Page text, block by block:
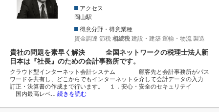
アクセス
岡山駅
得意分野・得意業種
資金調達 節税 相続税 建設・建築 運輸・物流 製造
貴社の問題を素早く解決 全国ネットワークの税理士法人新
日本は『社長』のための会計事務所です。
クラウド型インターネット会計システム 顧客先と会計事務所がパス
ワードを共有し、どこからでもインターネットを介して会計データの入力
訂正・決算書の作成まで行います。 １．安心・安全のセキュリテイ
国内最高レベ… 続きを読む